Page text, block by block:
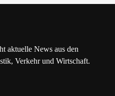
aktuelle News aus den
Verkehr und Wirtschaft.